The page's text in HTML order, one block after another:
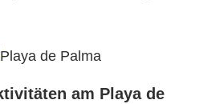
am Playa de